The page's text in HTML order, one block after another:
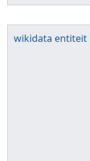
wikidata entiteit